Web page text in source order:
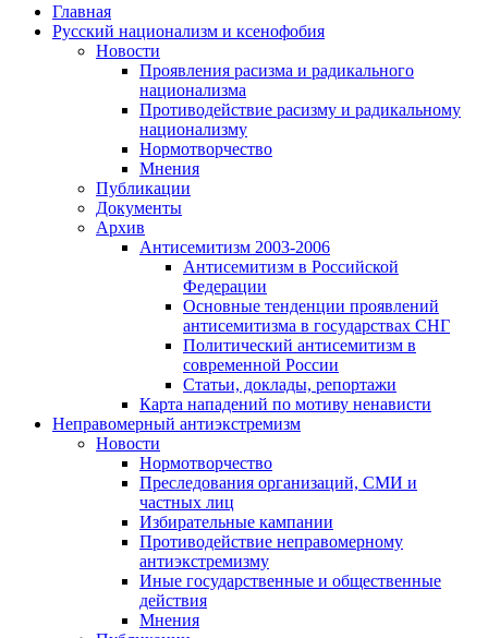
Главная
Русский национализм и ксенофобия
Новости
Проявления расизма и радикального
национализма
Противодействие расизму и радикальному
национализму
Нормотворчество
Мнения
Публикации
Документы
Архив
Антисемитизм 2003-2006
Антисемитизм в Российской
Федерации
Основные тенденции проявлений
антисемитизма в государствах СНГ
Политический антисемитизм в
современной России
Статьи, доклады, репортажи
Карта нападений по мотиву ненависти
Неправомерный антиэкстремизм
Новости
Нормотворчество
Преследования организаций, СМИ и
частных лиц
Избирательные кампании
Противодействие неправомерному
антиэкстремизму
Иные государственные и общественные
действия
Мнения